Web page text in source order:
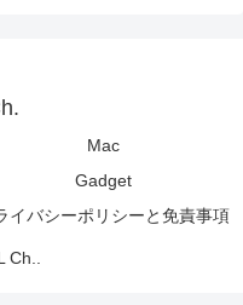
Mac
Gadget
イバシーポリシーと免責事項